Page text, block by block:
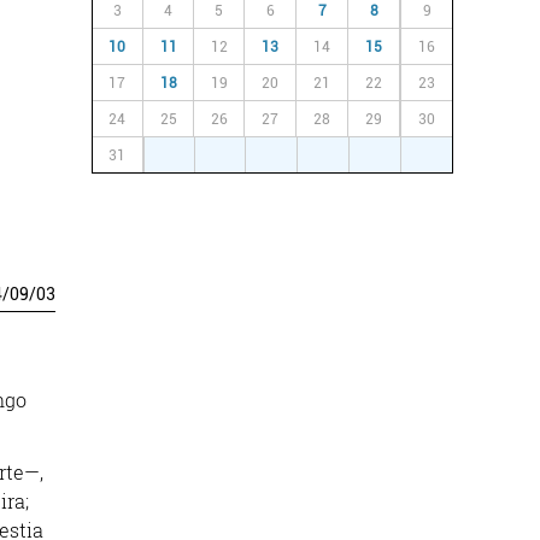
/09/03
3 4 5 6 7 8 9
10 11 12 13 14 15 16
17 18 19 20 21 22 23
24 25 26 27 28 29 30
31